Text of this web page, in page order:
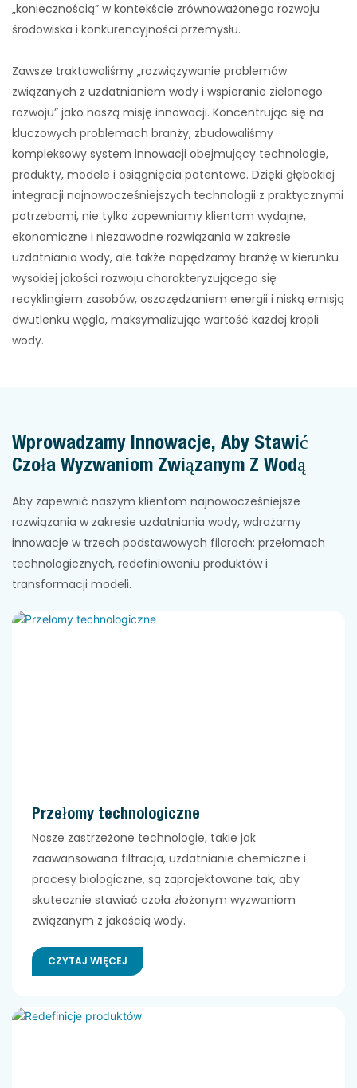
„koniecznością” w kontekście zrównoważonego rozwoju
środowiska i konkurencyjności przemysłu.
Zawsze traktowaliśmy „rozwiązywanie problemów
związanych z uzdatnianiem wody i wspieranie zielonego
rozwoju” jako naszą misję innowacji. Koncentrując się na
kluczowych problemach branży, zbudowaliśmy
kompleksowy system innowacji obejmujący technologie,
produkty, modele i osiągnięcia patentowe. Dzięki głębokiej
integracji najnowocześniejszych technologii z praktycznymi
potrzebami, nie tylko zapewniamy klientom wydajne,
ekonomiczne i niezawodne rozwiązania w zakresie
uzdatniania wody, ale także napędzamy branżę w kierunku
wysokiej jakości rozwoju charakteryzującego się
recyklingiem zasobów, oszczędzaniem energii i niską emisją
dwutlenku węgla, maksymalizując wartość każdej kropli
wody.
Wprowadzamy Innowacje, Aby Stawić
Czoła Wyzwaniom Związanym Z Wodą
Aby zapewnić naszym klientom najnowocześniejsze
rozwiązania w zakresie uzdatniania wody, wdrażamy
innowacje w trzech podstawowych filarach: przełomach
technologicznych, redefiniowaniu produktów i
transformacji modeli.
Przełomy technologiczne
Nasze zastrzeżone technologie, takie jak
zaawansowana filtracja, uzdatnianie chemiczne i
procesy biologiczne, są zaprojektowane tak, aby
skutecznie stawiać czoła złożonym wyzwaniom
związanym z jakością wody.
CZYTAJ WIĘCEJ